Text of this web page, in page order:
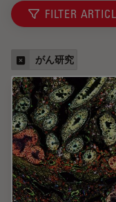
FILTER
がん研究